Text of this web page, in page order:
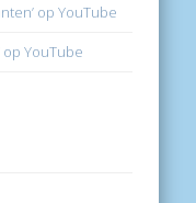
op YouTube
op YouTube